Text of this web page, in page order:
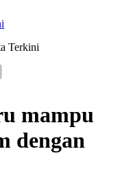
Terkini
mampu
dengan